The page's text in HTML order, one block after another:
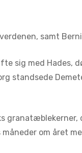
samt
sig med Hades,
standsede
om året